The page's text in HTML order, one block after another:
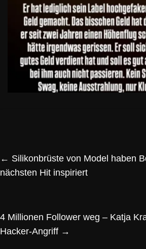
← Silikonbrüste von Model haben
nächsten Hit inspiriert
4 Millionen Follower weg – Katja
Hacker-Angriff →